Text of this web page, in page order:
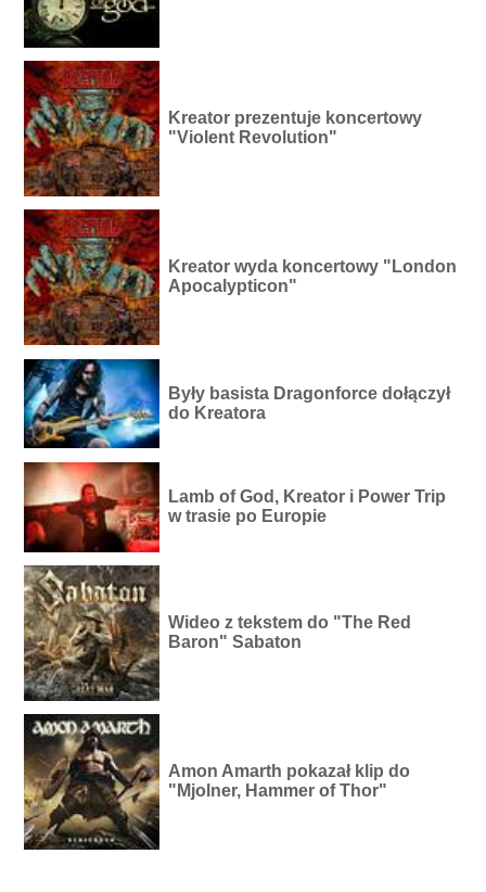
Kreator prezentuje koncertowy
"Violent Revolution"
Kreator wyda koncertowy "London
Apocalypticon"
Były basista Dragonforce dołączył
do Kreatora
Lamb of God, Kreator i Power Trip
w trasie po Europie
Wideo z tekstem do "The Red
Baron" Sabaton
Amon Amarth pokazał klip do
"Mjolner, Hammer of Thor"